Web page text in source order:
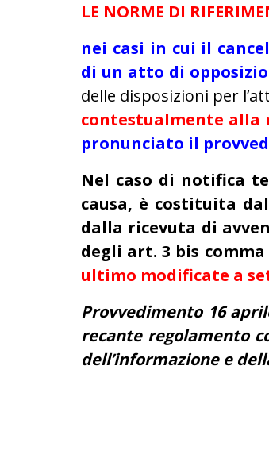
LE NORME DI
nei casi in cui il
di un atto di
delle disposizioni per
contestualmente alla
pronunciato il
Nel caso di notifica
causa, è costituita
dalla ricevuta di
degli art. 3 bis comma
ultimo modificate a
Provvedimento 16
recante regolamento
dell’informazione e